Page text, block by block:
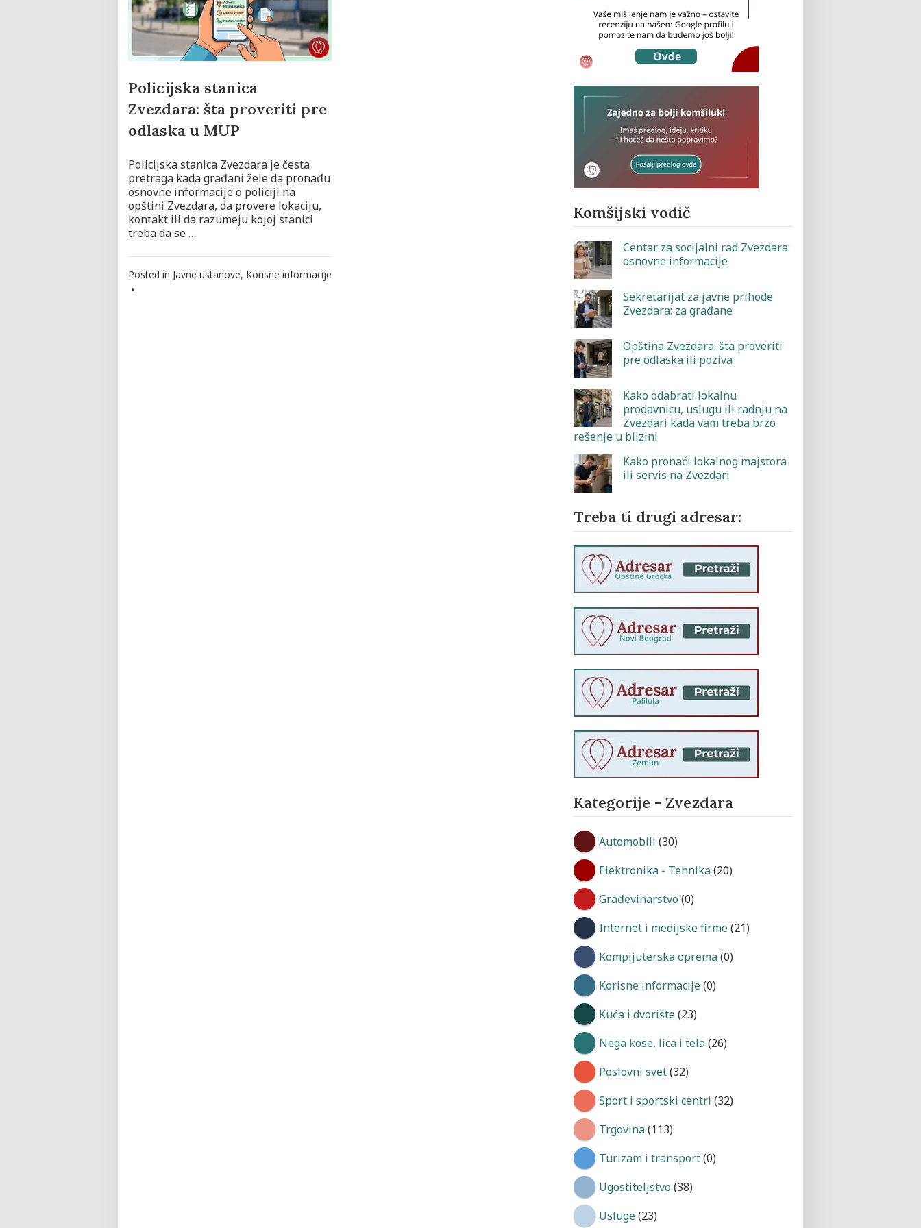
Policijska stanica
Zvezdara: šta proveriti pre
odlaska u MUP
Policijska stanica Zvezdara je česta
pretraga kada građani žele da pronađu
osnovne informacije o policiji na
opštini Zvezdara, da provere lokaciju,
kontakt ili da razumeju kojoj stanici
treba da se …
Posted in Javne ustanove, Korisne informacije
•
Komšijski vodič
Centar za socijalni rad Zvezdara:
osnovne informacije
Sekretarijat za javne prihode
Zvezdara: za građane
Opština Zvezdara: šta proveriti
pre odlaska ili poziva
Kako odabrati lokalnu
prodavnicu, uslugu ili radnju na
Zvezdari kada vam treba brzo
rešenje u blizini
Kako pronaći lokalnog majstora
ili servis na Zvezdari
Treba ti drugi adresar:
Kategorije - Zvezdara
Automobili (30)
Elektronika - Tehnika(20)
Građevinarstvo (0)
Internet i medijske firme(21)
Kompijuterska oprema(0)
Korisne informacije(0)
Kuća i dvorište(23)
Nega kose, lica i tela(26)
Poslovni svet(32)
Sport i sportski centri (32)
Trgovina(113)
Turizam i transport(0)
Ugostiteljstvo (38)
Usluge(23)